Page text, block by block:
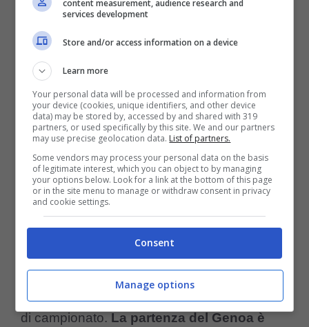
arrivare implicherebbe l’
giocatore. Se così dovesse andare a finire,
non è da escludere che ilGrifonepossa
accogliere l’invito di Klinsmann
valutandolo come possibile nuovo
allenatore.
Klinsmann per ripartire dopo
un inizio complicato
4 gol fatti, 10 subiti e 3 sconfitte nelle ultime 4
di campionato. La partenza del Genoa è
content measurement, audience research and
services development
Store and/or access information on a device
Learn more
Your personal data will be processed and information from
your device (cookies, unique identifiers, and other device
data) may be stored by, accessed by and shared with 319
partners, or used specifically by this site. We and our partners
may use precise geolocation data. List of partners.
Some vendors may process your personal data on the basis
of legitimate interest, which you can object to by managing
your options below. Look for a link at the bottom of this page
or in the site menu to manage or withdraw consent in privacy
and cookie settings.
Consent
Manage options